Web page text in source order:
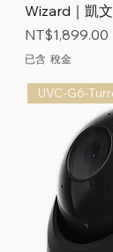
Wizard｜凱
價格
NT$1,899.00
已含 稅金
UVC-G6-